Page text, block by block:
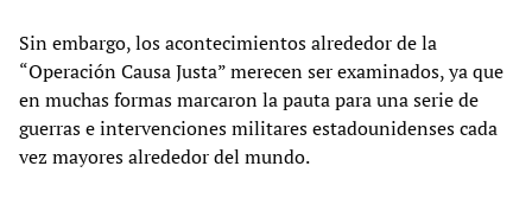
Sin embargo, los acontecimientos alrededor de la
“Operación Causa Justa” merecen ser examinados, ya que
en muchas formas marcaron la pauta para una serie de
guerras e intervenciones militares estadounidenses cada
vez mayores alrededor del mundo.